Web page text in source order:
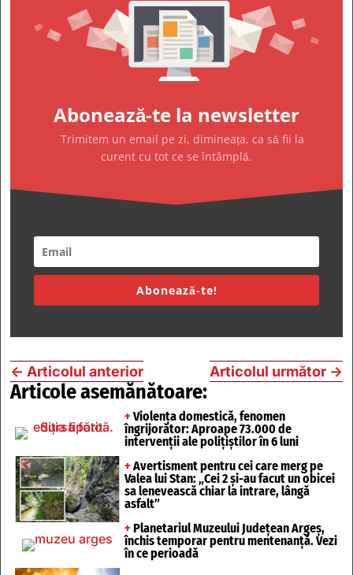
Abonează-te la newsletter
Trimitem un email pe zi, dimineața, ca să fii la
curent cu tot ce se întâmplă.
Abonează-te!
← Articolul anterior Articolul următor →
Articole asemănătoare:
+ Violența domestică, fenomen
îngrijorător: Aproape 73.000 de
intervenții ale polițiștilor în 6 luni
+ Avertisment pentru cei care merg pe
Valea lui Stan: „Cei 2 și-au facut un obicei
sa lenevească chiar la intrare, lângă
asfalt”
+ Planetariul Muzeului Județean Argeș,
închis temporar pentru mentenanță. Vezi
în ce perioadă